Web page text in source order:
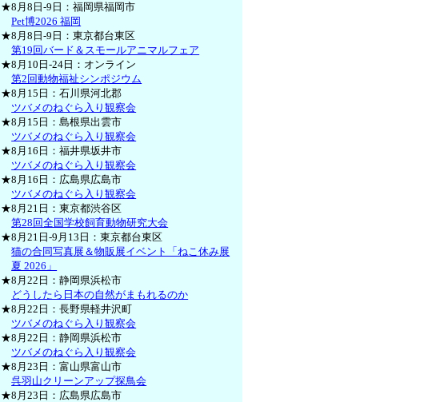
★8月8日-9日：福岡県福岡市
Pet博2026 福岡
★8月8日-9日：東京都台東区
第19回バード＆スモールアニマルフェア
★8月10日-24日：オンライン
第2回動物福祉シンポジウム
★8月15日：石川県河北郡
ツバメのねぐら入り観察会
★8月15日：島根県出雲市
ツバメのねぐら入り観察会
★8月16日：福井県坂井市
ツバメのねぐら入り観察会
★8月16日：広島県広島市
ツバメのねぐら入り観察会
★8月21日：東京都渋谷区
第28回全国学校飼育動物研究大会
★8月21日-9月13日：東京都台東区
猫の合同写真展＆物販展イベント「ねこ休み展
夏 2026」
★8月22日：静岡県浜松市
どうしたら日本の自然がまもれるのか
★8月22日：長野県軽井沢町
ツバメのねぐら入り観察会
★8月22日：静岡県浜松市
ツバメのねぐら入り観察会
★8月23日：富山県富山市
呉羽山クリーンアップ探鳥会
★8月23日：広島県広島市